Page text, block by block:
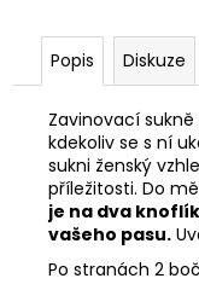
Popis Diskuze
Zavinovací
kdekoliv se s ní
sukni ženský
příležitosti. Do
je na dva
vašeho pasu.
Po stranách 2
MAXI
ŠATY
-
NÁDECH
VÝDECH
599
Kč